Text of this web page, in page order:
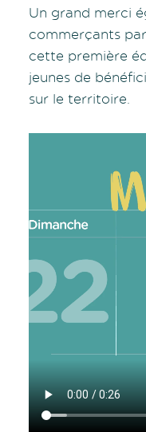
Un grand merci
commerçants
cette première
jeunes de
sur le territoire.